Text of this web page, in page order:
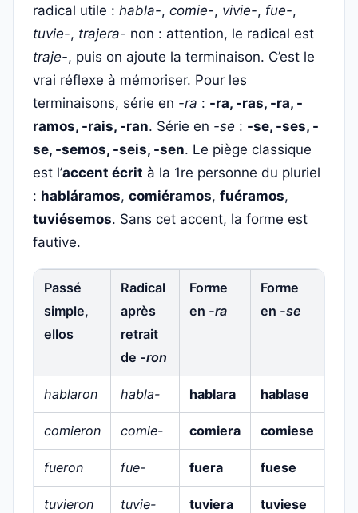
radical utile : habla-, comie-, vivie-, fue-,
tuvie-, trajera- non : attention, le radical est
traje-, puis on ajoute la terminaison. C’est le
vrai réflexe à mémoriser. Pour les
terminaisons, série en -ra : -ra, -ras, -ra, -
ramos, -rais, -ran. Série en -se : -se, -ses, -
se, -semos, -seis, -sen. Le piège classique
est l’accent écrit à la 1re personne du pluriel
: habláramos, comiéramos, fuéramos,
tuviésemos. Sans cet accent, la forme est
fautive.
Passé
simple,
ellos
Radical
après
retrait
de -ron
Forme
en -ra
Forme
en -se
hablaron habla- hablara hablase
comieron comie- comiera comiese
fueron fue- fuera fuese
tuvieron tuvie- tuviera tuviese